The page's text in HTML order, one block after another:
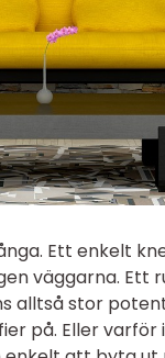
Ett enkelt
väggarna. Ett
alltså stor
på. Eller